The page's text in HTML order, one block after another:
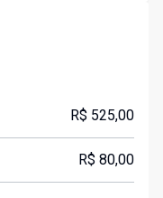
R$ 525,00
R$ 80,00